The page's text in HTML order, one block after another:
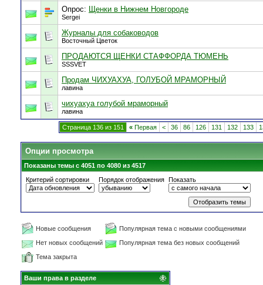
Опрос: Щенки в Нижнем Новгороде
Sergei
Журналы для собаководов
Восточный Цветок
ПРОДАЮТСЯ ЩЕНКИ СТАФФОРДА ТЮМЕНЬ
SSSVET
Продам ЧИХУАХУА, ГОЛУБОЙ МРАМОРНЫЙ
лавина
чихуахуа голубой мраморный
лавина
Страница 136 из 151 « Первая < 36 86 126 131 132 133
Опции просмотра
Показаны темы с 4051 по 4080 из 4517
Критерий сортировки
Порядок отображения Показать
Новые сообщения
Популярная тема с новыми сообщениями
Нет новых сообщений
Популярная тема без новых сообщений
Тема закрыта
Ваши права в разделе